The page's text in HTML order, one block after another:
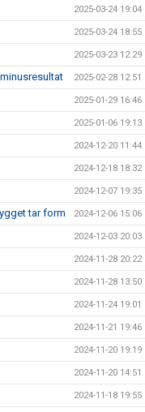
2025-03-24 19:04
2025-03-24 18:55
2025-03-23 12:29
2025-02-28 12:51
2025-01-29 16:46
2025-01-06 19:13
2024-12-20 11:44
2024-12-18 18:32
2024-12-07 19:35
tar form 2024-12-06 15:06
2024-12-03 20:03
2024-11-28 20:22
2024-11-28 13:50
2024-11-24 19:01
2024-11-21 19:46
2024-11-20 19:19
2024-11-20 14:51
2024-11-18 19:55